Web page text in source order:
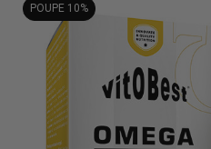
POUPE 10%